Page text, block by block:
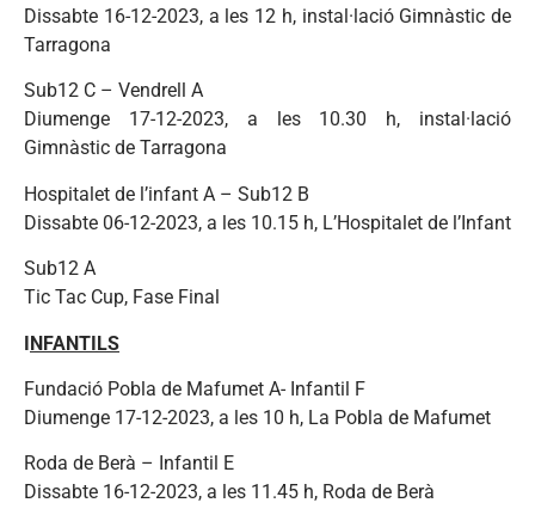
Dissabte 16-12-2023, a les 12 h, instal·lació Gimnàstic de
Tarragona
Sub12 C – Vendrell A
Diumenge 17-12-2023, a les 10.30 h, instal·lació
Gimnàstic de Tarragona
Hospitalet de l’infant A – Sub12 B
Dissabte 06-12-2023, a les 10.15 h, L’Hospitalet de l’Infant
Sub12 A
Tic Tac Cup, Fase Final
INFANTILS
Fundació Pobla de Mafumet A- Infantil F
Diumenge 17-12-2023, a les 10 h, La Pobla de Mafumet
Roda de Berà – Infantil E
Dissabte 16-12-2023, a les 11.45 h, Roda de Berà